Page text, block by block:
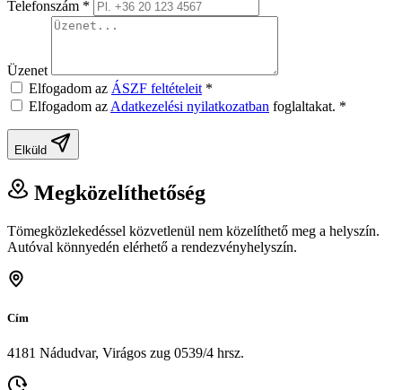
Telefonszám *
Üzenet
Elfogadom az ÁSZF feltételeit *
Elfogadom az Adatkezelési nyilatkozatban foglaltakat. *
Elküld
Megközelíthetőség
Tömegközlekedéssel közvetlenül nem közelíthető meg a helyszín.
Autóval könnyedén elérhető a rendezvényhelyszín.
Cím
4181 Nádudvar, Virágos zug 0539/4 hrsz.